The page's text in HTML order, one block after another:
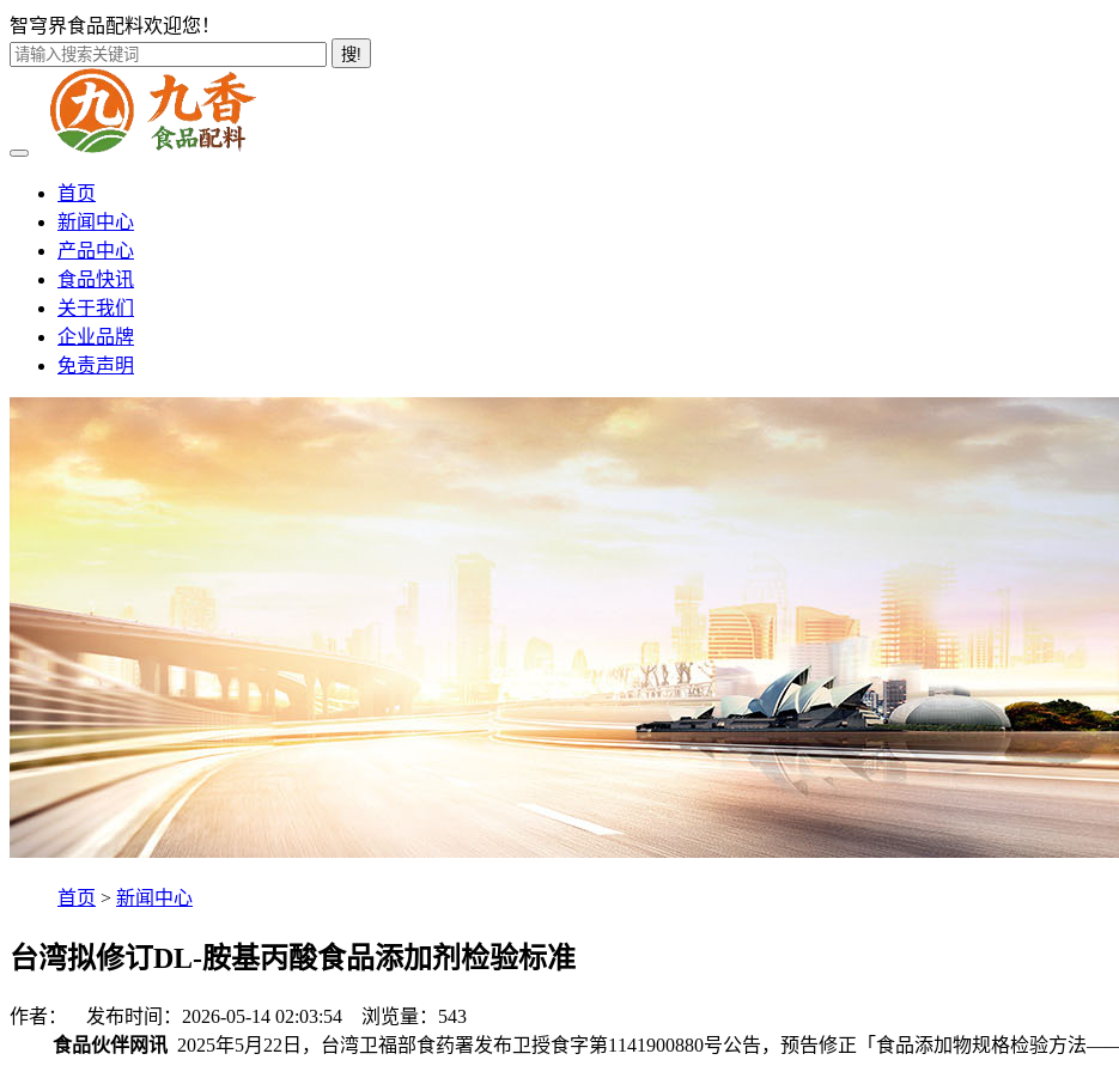
智穹界食品配料欢迎您！
搜!
首页
新闻中心
产品中心
食品快讯
关于我们
企业品牌
免责声明
首页 > 新闻中心
台湾拟修订DL-胺基丙酸食品添加剂检验标准
作者： 发布时间：2026-05-14 02:03:54 浏览量： 543
食品伙伴网讯 2025年5月22日，台湾卫福部食药署发布卫授食字第1141900880号公告，预告修正「食品添加物规格检验方法